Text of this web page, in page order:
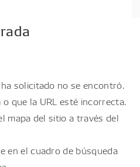
solicitado no se encontró.
que la URL esté incorrecta.
mapa del sitio a través del
en el cuadro de búsqueda